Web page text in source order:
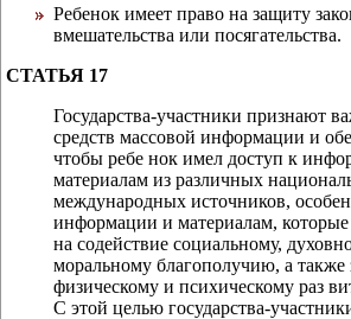
Ребенок имеет право на защиту
вмешательства или посягательства.
СТАТЬЯ 17
Государства-участники признают
средств массовой информации и
чтобы ребе нок имел доступ к
материалам из различных
международных источников,
информации и материалам,
на содействие социальному,
моральному благополучию, а также
физическому и психическому раз
С этой целью государства-